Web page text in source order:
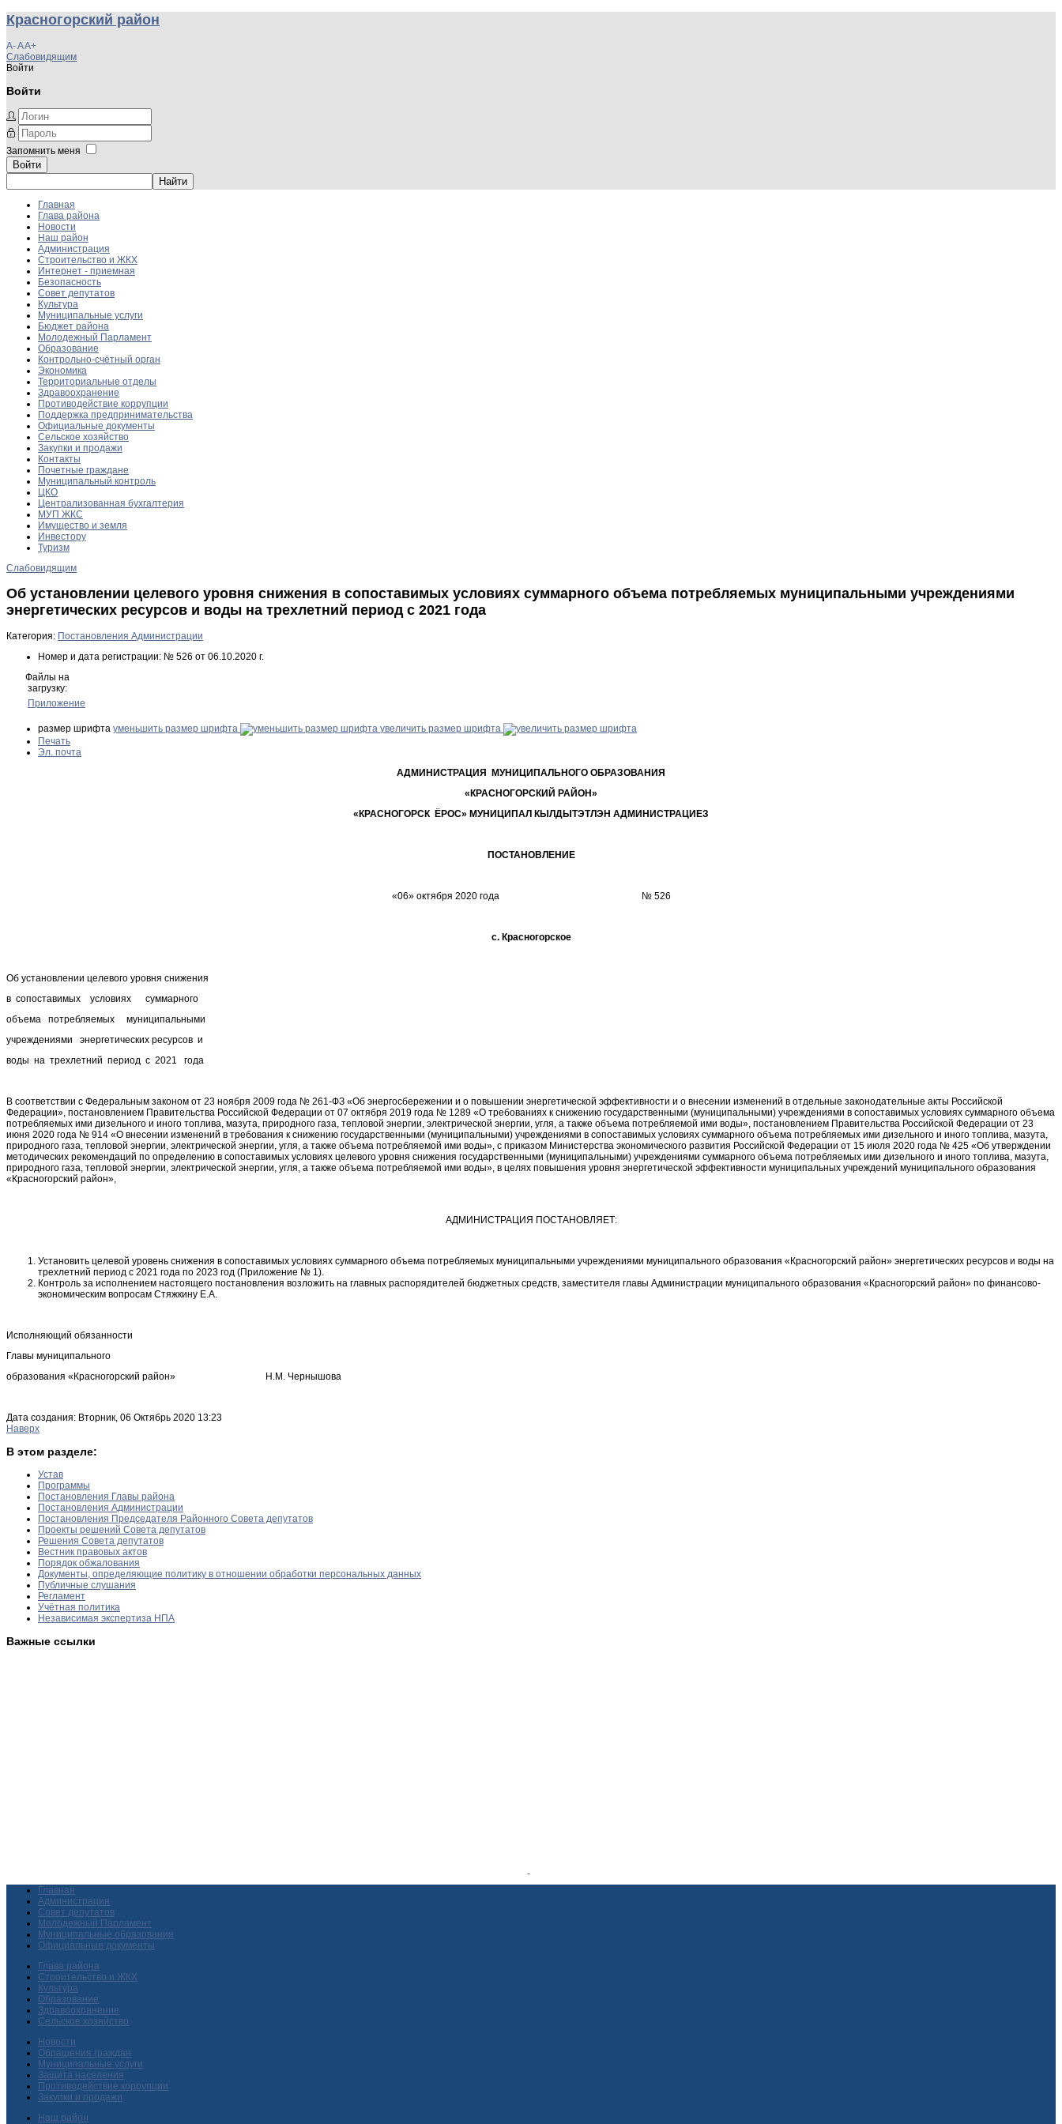
Красногорский район
A-AA+
Слабовидящим
Войти
Войти
Запомнить меня
Войти
Главная
Глава района
Новости
Наш район
Администрация
Строительство и ЖКХ
Интернет - приемная
Безопасность
Совет депутатов
Культура
Муниципальные услуги
Бюджет района
Молодежный Парламент
Образование
Контрольно-счётный орган
Экономика
Территориальные отделы
Здравоохранение
Противодействие коррупции
Поддержка предпринимательства
Официальные документы
Сельское хозяйство
Закупки и продажи
Контакты
Почетные граждане
Муниципальный контроль
ЦКО
Централизованная бухгалтерия
МУП ЖКС
Имущество и земля
Инвестору
Туризм
Слабовидящим
Об установлении целевого уровня снижения в сопоставимых условиях суммарного объема потребляемых муниципальными учреждениями
энергетических ресурсов и воды на трехлетний период с 2021 года
Категория: Постановления Администрации
Номер и дата регистрации: № 526 от 06.10.2020 г.
Файлы на
загрузку:
Приложение
размер шрифта уменьшить размер шрифта
увеличить размер шрифта
Печать
Эл. почта
АДМИНИСТРАЦИЯ МУНИЦИПАЛЬНОГО ОБРАЗОВАНИЯ
«КРАСНОГОРСКИЙ РАЙОН»
«КРАСНОГОРСК ЁРОС» МУНИЦИПАЛ КЫЛДЫТЭТЛЭН АДМИНИСТРАЦИЕЗ
ПОСТАНОВЛЕНИЕ
«06» октября 2020 года № 526
с. Красногорское
Об установлении целевого уровня снижения
в сопоставимых условиях суммарного
объема потребляемых муниципальными
учреждениями энергетических ресурсов и
воды на трехлетний период с 2021 года
В соответствии с Федеральным законом от 23 ноября 2009 года № 261-ФЗ «Об энергосбережении и о повышении энергетической эффективности и о внесении изменений в отдельные законодательные акты Российской
Федерации», постановлением Правительства Российской Федерации от 07 октября 2019 года № 1289 «О требованиях к снижению государственными (муниципальными) учреждениями в сопоставимых условиях суммарного объема
потребляемых ими дизельного и иного топлива, мазута, природного газа, тепловой энергии, электрической энергии, угля, а также объема потребляемой ими воды», постановлением Правительства Российской Федерации от 23
июня 2020 года № 914 «О внесении изменений в требования к снижению государственными (муниципальными) учреждениями в сопоставимых условиях суммарного объема потребляемых ими дизельного и иного топлива, мазута,
природного газа, тепловой энергии, электрической энергии, угля, а также объема потребляемой ими воды», с приказом Министерства экономического развития Российской Федерации от 15 июля 2020 года № 425 «Об утверждении
методических рекомендаций по определению в сопоставимых условиях целевого уровня снижения государственными (муниципальными) учреждениями суммарного объема потребляемых ими дизельного и иного топлива, мазута,
природного газа, тепловой энергии, электрической энергии, угля, а также объема потребляемой ими воды», в целях повышения уровня энергетической эффективности муниципальных учреждений муниципального образования
«Красногорский район»,
АДМИНИСТРАЦИЯ ПОСТАНОВЛЯЕТ:
Установить целевой уровень снижения в сопоставимых условиях суммарного объема потребляемых муниципальными учреждениями муниципального образования «Красногорский район» энергетических ресурсов и воды на
трехлетний период с 2021 года по 2023 год (Приложение № 1).
Контроль за исполнением настоящего постановления возложить на главных распорядителей бюджетных средств, заместителя главы Администрации муниципального образования «Красногорский район» по финансово-
экономическим вопросам Стяжкину Е.А.
Исполняющий обязанности
Главы муниципального
образования «Красногорский район» Н.М. Чернышова
Дата создания: Вторник, 06 Октябрь 2020 13:23
Наверх
В этом разделе:
Устав
Программы
Постановления Главы района
Постановления Администрации
Постановления Председателя Районного Совета депутатов
Проекты решений Совета депутатов
Решения Совета депутатов
Вестник правовых актов
Порядок обжалования
Документы, определяющие политику в отношении обработки персональных данных
Публичные слушания
Регламент
Учётная политика
Независимая экспертиза НПА
Важные ссылки
Главная
Администрация
Совет депутатов
Молодежный Парламент
Муниципальные образования
Официальные документы
Глава района
Строительство и ЖКХ
Культура
Образование
Здравоохранение
Сельское хозяйство
Новости
Обращения граждан
Муниципальные услуги
Защита населения
Противодействие коррупции
Закупки и продажи
Наш район